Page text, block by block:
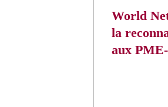
World
la
aux